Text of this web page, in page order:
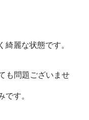
麗な状態です。
も問題ございませ
です。